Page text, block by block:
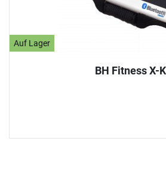
Auf Lager
BH Fitness X-